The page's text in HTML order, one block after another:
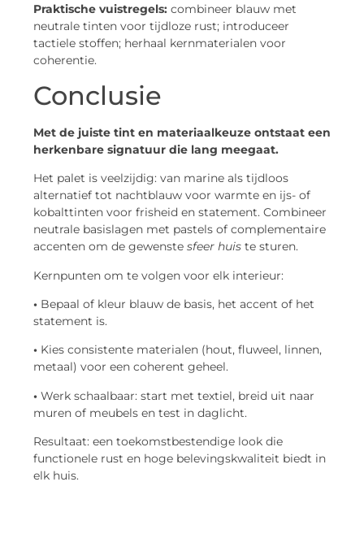
Praktische vuistregels: combineer blauw met
neutrale tinten voor tijdloze rust; introduceer
tactiele stoffen; herhaal kernmaterialen voor
coherentie.
Conclusie
Met de juiste tint en materiaalkeuze ontstaat een
herkenbare signatuur die lang meegaat.
Het palet is veelzijdig: van marine als tijdloos
alternatief tot nachtblauw voor warmte en ijs- of
kobalttinten voor frisheid en statement. Combineer
neutrale basislagen met pastels of complementaire
accenten om de gewenste sfeer huis te sturen.
Kernpunten om te volgen voor elk interieur:
• Bepaal of kleur blauw de basis, het accent of het
statement is.
• Kies consistente materialen (hout, fluweel, linnen,
metaal) voor een coherent geheel.
• Werk schaalbaar: start met textiel, breid uit naar
muren of meubels en test in daglicht.
Resultaat: een toekomstbestendige look die
functionele rust en hoge belevingskwaliteit biedt in
elk huis.